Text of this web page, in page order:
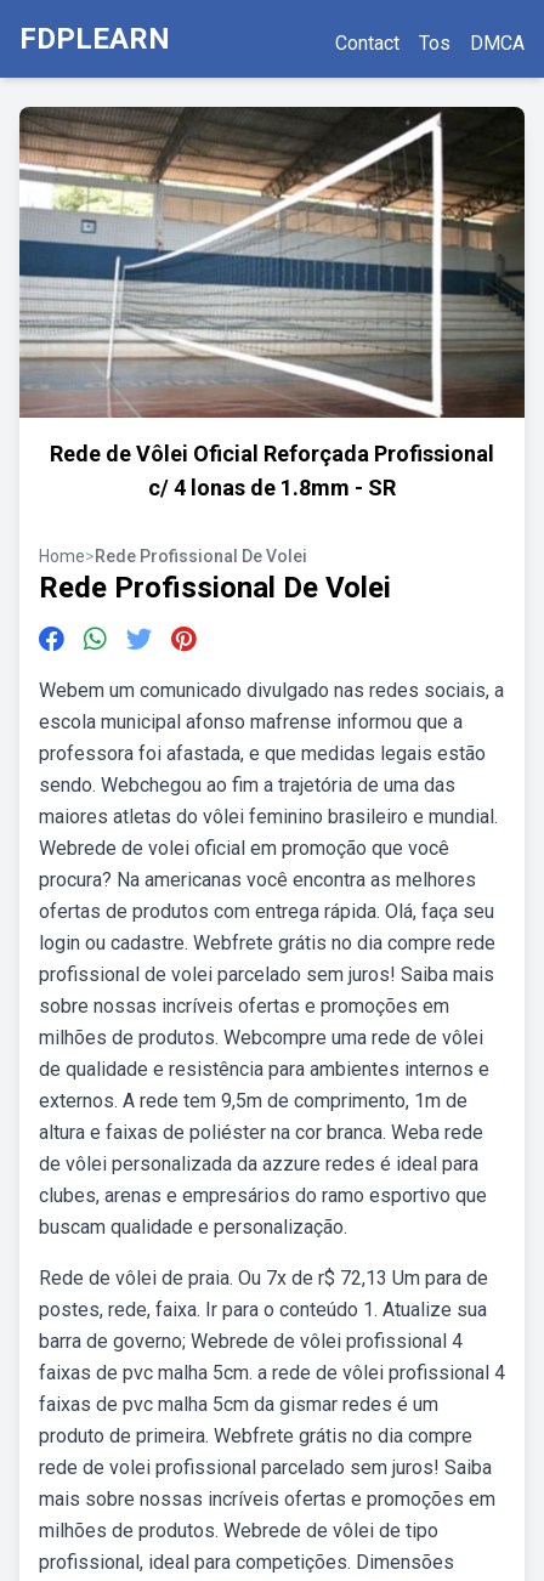
FDPLEARN Contact Tos DMCA
Rede de Vôlei Oficial Reforçada Profissional
c/ 4 lonas de 1.8mm - SR
Home>Rede Profissional De Volei
Rede Profissional De Volei
Webem um comunicado divulgado nas redes sociais, a
escola municipal afonso mafrense informou que a
professora foi afastada, e que medidas legais estão
sendo. Webchegou ao fim a trajetória de uma das
maiores atletas do vôlei feminino brasileiro e mundial.
Webrede de volei oficial em promoção que você
procura? Na americanas você encontra as melhores
ofertas de produtos com entrega rápida. Olá, faça seu
login ou cadastre. Webfrete grátis no dia compre rede
profissional de volei parcelado sem juros! Saiba mais
sobre nossas incríveis ofertas e promoções em
milhões de produtos. Webcompre uma rede de vôlei
de qualidade e resistência para ambientes internos e
externos. A rede tem 9,5m de comprimento, 1m de
altura e faixas de poliéster na cor branca. Weba rede
de vôlei personalizada da azzure redes é ideal para
clubes, arenas e empresários do ramo esportivo que
buscam qualidade e personalização.
Rede de vôlei de praia. Ou 7x de r$ 72,13 Um para de
postes, rede, faixa. Ir para o conteúdo 1. Atualize sua
barra de governo; Webrede de vôlei profissional 4
faixas de pvc malha 5cm. a rede de vôlei profissional 4
faixas de pvc malha 5cm da gismar redes é um
produto de primeira. Webfrete grátis no dia compre
rede de volei profissional parcelado sem juros! Saiba
mais sobre nossas incríveis ofertas e promoções em
milhões de produtos. Webrede de vôlei de tipo
profissional, ideal para competições. Dimensões